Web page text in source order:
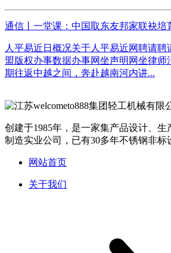
通信丨一堂课：中国取东友邦家联袂培
人平易近日概况关于人平易近网聘请聘
盟版权办事数据办事网坐声明网坐律师
期往返中越之间，奔赴越南河内讲...
创建于1985年，是一家集产品设计、
制造实业公司，已有30多年不锈钢非标
网站首页
关于我们